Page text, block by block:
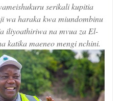
serikali kupitia
wa haraka kwa miundombinu
iliyoathiriwa na mvua za El-
katika maeneo mengi nchini.